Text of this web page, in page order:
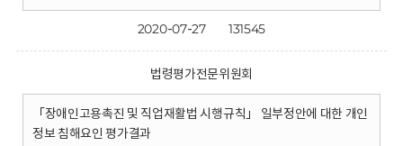
2020-07-27 131545
법령평가전문위원회
「장애인고용촉진 및 직업재활법 시행규칙」 일부정안에 대한 개인
정보 침해요인 평가결과